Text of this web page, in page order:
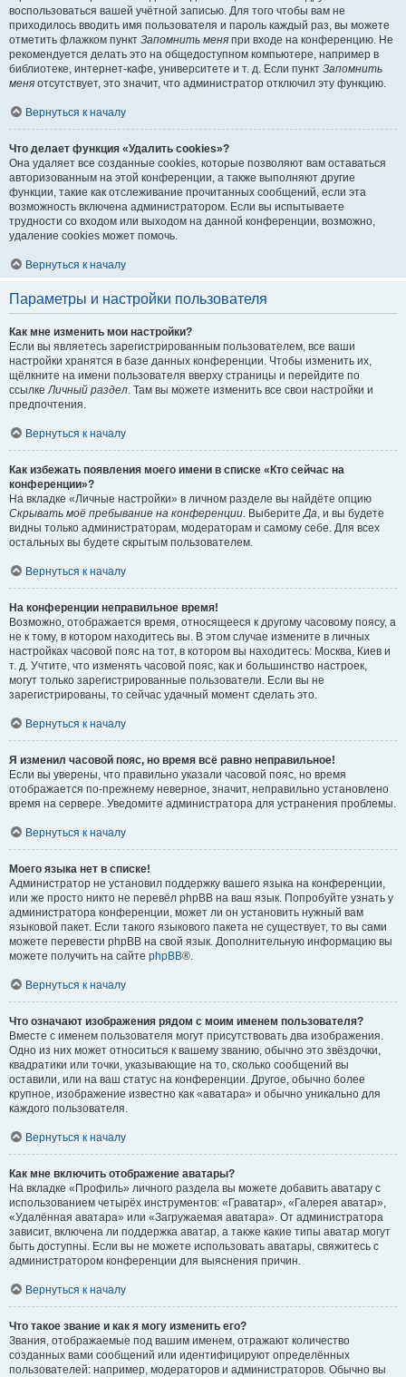
воспользоваться вашей учётной записью. Для того чтобы вам не
приходилось вводить имя пользователя и пароль каждый раз, вы можете
отметить флажком пункт Запомнить меня при входе на конференцию. Не
рекомендуется делать это на общедоступном компьютере, например в
библиотеке, интернет-кафе, университете и т. д. Если пункт Запомнить
меня отсутствует, это значит, что администратор отключил эту функцию.
Вернуться к началу
Что делает функция «Удалить cookies»?
Она удаляет все созданные cookies, которые позволяют вам оставаться
авторизованным на этой конференции, а также выполняют другие
функции, такие как отслеживание прочитанных сообщений, если эта
возможность включена администратором. Если вы испытываете
трудности со входом или выходом на данной конференции, возможно,
удаление cookies может помочь.
Вернуться к началу
Параметры и настройки пользователя
Как мне изменить мои настройки?
Если вы являетесь зарегистрированным пользователем, все ваши
настройки хранятся в базе данных конференции. Чтобы изменить их,
щёлкните на имени пользователя вверху страницы и перейдите по
ссылкеЛичный раздел. Там вы можете изменить все свои настройки и
предпочтения.
Вернуться к началу
Как избежать появления моего имени в списке «Кто сейчас на
конференции»?
На вкладке «Личные настройки» в личном разделе вы найдёте опцию
Скрывать моё пребывание на конференции. ВыберитеДа, и вы будете
видны только администраторам, модераторам и самому себе. Для всех
остальных вы будете скрытым пользователем.
Вернуться к началу
На конференции неправильное время!
Возможно, отображается время, относящееся к другому часовому поясу, а
не к тому, в котором находитесь вы. В этом случае измените в личных
настройках часовой пояс на тот, в котором вы находитесь: Москва, Киев и
т. д. Учтите, что изменять часовой пояс, как и большинство настроек,
могут только зарегистрированные пользователи. Если вы не
зарегистрированы, то сейчас удачный момент сделать это.
Вернуться к началу
Я изменил часовой пояс, но время всё равно неправильное!
Если вы уверены, что правильно указали часовой пояс, но время
отображается по-прежнему неверное, значит, неправильно установлено
время на сервере. Уведомите администратора для устранения проблемы.
Вернуться к началу
Моего языка нет в списке!
Администратор не установил поддержку вашего языка на конференции,
или же просто никто не перевёл phpBB на ваш язык. Попробуйте узнать у
администратора конференции, может ли он установить нужный вам
языковой пакет. Если такого языкового пакета не существует, то вы сами
можете перевести phpBB на свой язык. Дополнительную информацию вы
можете получить на сайте phpBB®.
Вернуться к началу
Что означают изображения рядом с моим именем пользователя?
Вместе с именем пользователя могут присутствовать два изображения.
Одно из них может относиться к вашему званию, обычно это звёздочки,
квадратики или точки, указывающие на то, сколько сообщений вы
оставили, или на ваш статус на конференции. Другое, обычно более
крупное, изображение известно как «аватара» и обычно уникально для
каждого пользователя.
Вернуться к началу
Как мне включить отображение аватары?
На вкладке «Профиль» личного раздела вы можете добавить аватару с
использованием четырёх инструментов: «Граватар», «Галерея аватар»,
«Удалённая аватара» или «Загружаемая аватара». От администратора
зависит, включена ли поддержка аватар, а также какие типы аватар могут
быть доступны. Если вы не можете использовать аватары, свяжитесь с
администратором конференции для выяснения причин.
Вернуться к началу
Что такое звание и как я могу изменить его?
Звания, отображаемые под вашим именем, отражают количество
созданных вами сообщений или идентифицируют определённых
пользователей: например, модераторов и администраторов. Обычно вы